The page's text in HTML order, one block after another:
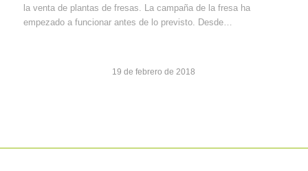
la venta de plantas de fresas. La campaña de la fresa ha
empezado a funcionar antes de lo previsto. Desde…
19 de febrero de 2018